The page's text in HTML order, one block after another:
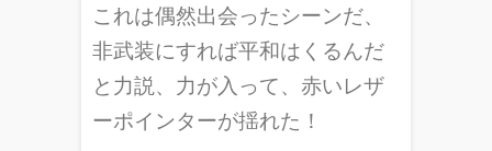
これは偶然出会ったシーンだ、
非武装にすれば平和はくるんだ
と力説、力が入って、赤いレザ
ーポインターが揺れた！